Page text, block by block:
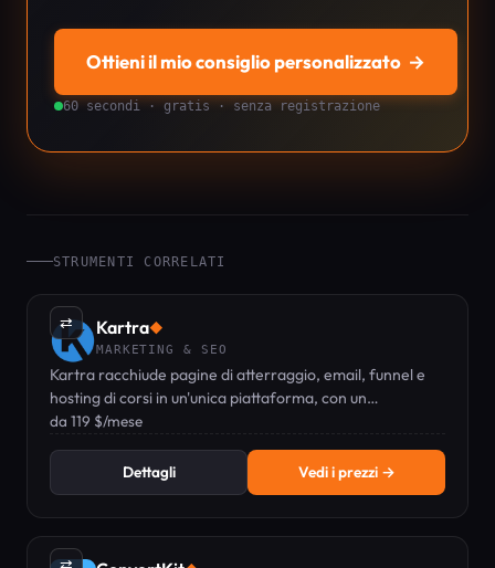
Ottieni il mio consiglio personalizzato →
60 secondi · gratis · senza registrazione
STRUMENTI CORRELATI
⇄ Kartra◆
MARKETING & SEO
Kartra racchiude pagine di atterraggio, email, funnel e
hosting di corsi in un'unica piattaforma, con un
copywriter AI integrato.
da 119 $/mese
Dettagli Vedi i prezzi →